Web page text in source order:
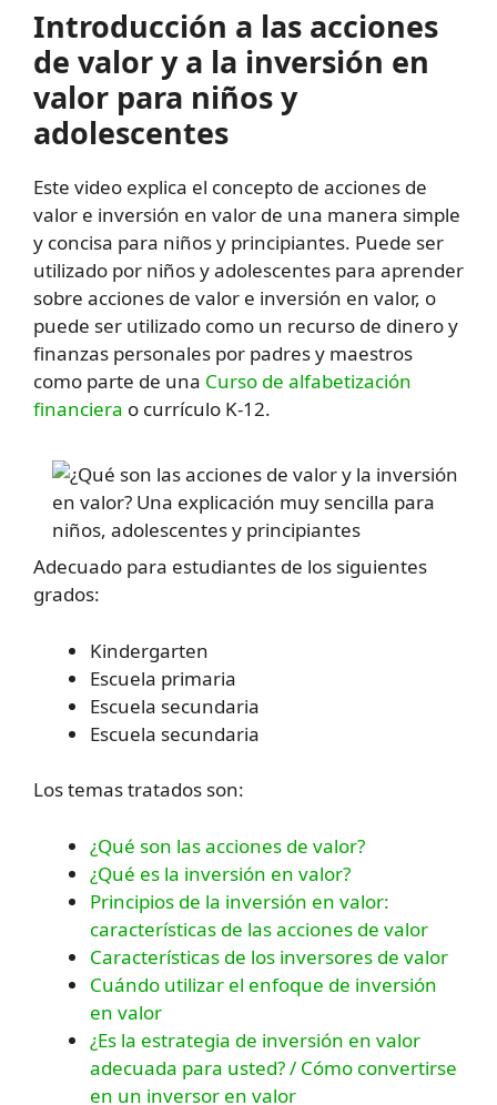
Introducción a las acciones
de valor y a la inversión en
valor para niños y
adolescentes
Este video explica el concepto de acciones de
valor e inversión en valor de una manera simple
y concisa para niños y principiantes. Puede ser
utilizado por niños y adolescentes para aprender
sobre acciones de valor e inversión en valor, o
puede ser utilizado como un recurso de dinero y
finanzas personales por padres y maestros
como parte de una Curso de alfabetización
financiera o currículo K-12.
Adecuado para estudiantes de los siguientes
grados:
Kindergarten
Escuela primaria
Escuela secundaria
Escuela secundaria
Los temas tratados son:
¿Qué son las acciones de valor?
¿Qué es la inversión en valor?
Principios de la inversión en valor:
características de las acciones de valor
Características de los inversores de valor
Cuándo utilizar el enfoque de inversión
en valor
¿Es la estrategia de inversión en valor
adecuada para usted? / Cómo convertirse
en un inversor en valor